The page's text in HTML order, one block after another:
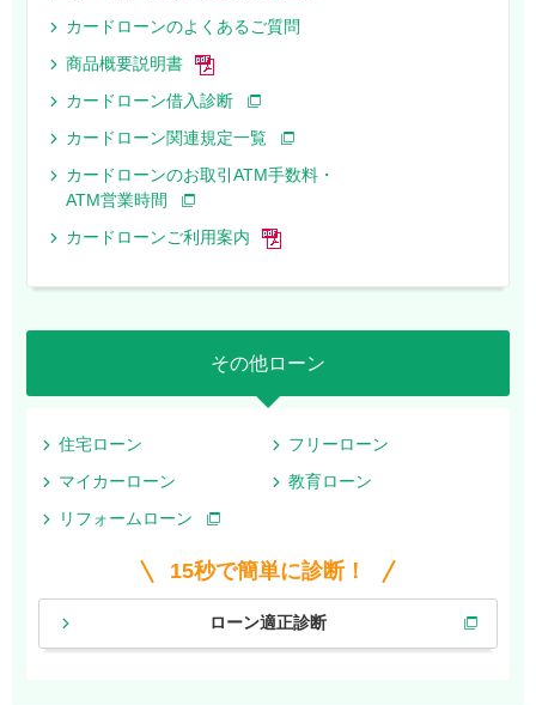
カードローンのよくあるご質問
商品概要説明書
カードローン借入診断
カードローン関連規定一覧
カードローンのお取引ATM手数料・
ATM営業時間
カードローンご利用案内
その他ローン
住宅ローン
フリーローン
マイカーローン
教育ローン
リフォームローン
15秒で簡単に診断！
ローン適正診断